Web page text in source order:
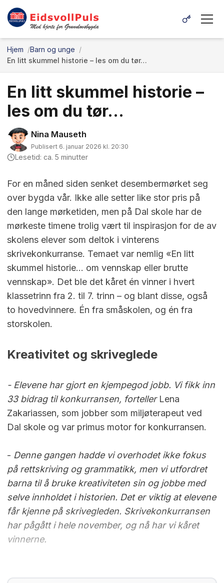
Hjem
Barn og unge
En litt skummel historie – les om du tør…
En litt skummel historie –
les om du tør…
Nina Mauseth
Publisert 6. januar 2026 kl. 20:30
Lesetid: ca. 5 minutter
For en måned siden senket desembermørket seg
over bygda vår. Ikke alle setter like stor pris på
den lange mørketiden, men på Dal skole har de
mørkeste timene trolig vært til inspirasjon for de av
skolens elever som deltok i vinterens
skrivekonkurranse. Temaet var nemlig «En litt
skummel historie… om vennskap eller brutte
vennskap». Det ble det kåret én vinner i hvert
klassetrinn fra 2. til 7. trinn – og blant disse, også
to hovedvinnere. Én fra småskolen, og én fra
storskolen.
Kreativitet og skriveglede
- Elevene har gjort en kjempegod jobb. Vi fikk inn
33 bidrag til konkurransen, fortellerLena
Zakariassen, som jobber som miljøterapeut ved
Dal skole og var primus motor for konkurransen.
- Denne gangen hadde vi overhodet ikke fokus
på rettskriving og grammatikk, men vi utfordret
barna til å bruke kreativiteten sin og jobbe med
selve innholdet i historien. Det er viktig at elevene
får kjenne på skrivegleden. Skrivekonkurransen
har pågått i hele november, og nå har vi kåret
vinnerne.